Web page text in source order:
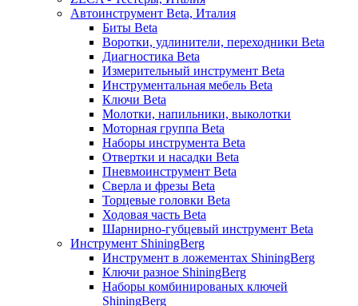
Автоинструмент Beta, Италия
Биты Beta
Воротки, удлинители, переходники Beta
Диагностика Beta
Измерительный инструмент Beta
Инструментальная мебель Beta
Ключи Beta
Молотки, напильники, выколотки
Моторная группа Beta
Наборы инструмента Beta
Отвертки и насадки Beta
Пневмоинструмент Beta
Сверла и фрезы Beta
Торцевые головки Beta
Ходовая часть Beta
Шарнирно-губцевый инструмент Beta
Инструмент ShiningBerg
Инструмент в ложементах ShiningBerg
Ключи разное ShiningBerg
Наборы комбинированых ключей
ShiningBerg